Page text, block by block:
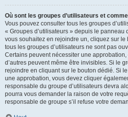
Où sont les groupes d’utilisateurs et
Vous pouvez consulter tous les groupes
« Groupes d’utilisateurs » depuis le panneau
vous souhaitez en rejoindre un, cliquez sur
tous les groupes d’utilisateurs ne sont pas
Certains peuvent nécessiter une approbation,
d’autres peuvent même être invisibles. Si le
rejoindre en cliquant sur le bouton dédié. Si
une approbation, vous devez cliquer
responsable du groupe d’utilisateurs devra
pourra vous demander la raison de votre
responsable de groupe s’il refuse votre